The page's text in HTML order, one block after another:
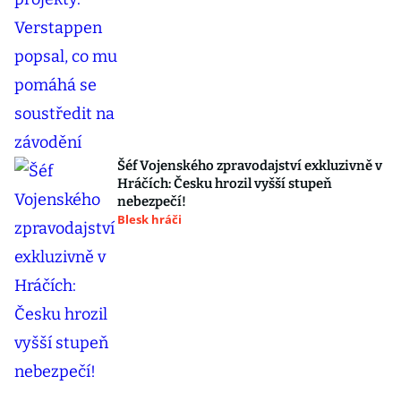
Šéf Vojenského zpravodajství exkluzivně v
Hráčích: Česku hrozil vyšší stupeň
nebezpečí!
Blesk hráči